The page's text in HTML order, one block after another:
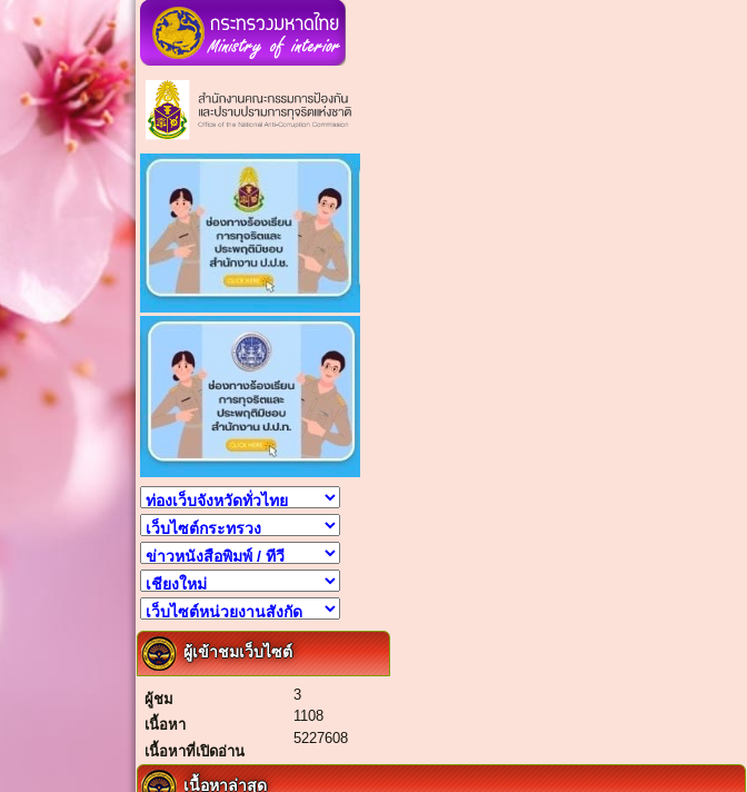
ผู้เข้าชมเว็บไซต์
ผู้ชม
3
เนื้อหา
1108
เนื้อหาที่เปิดอ่าน
5227608
เนื้อหาล่าสุด